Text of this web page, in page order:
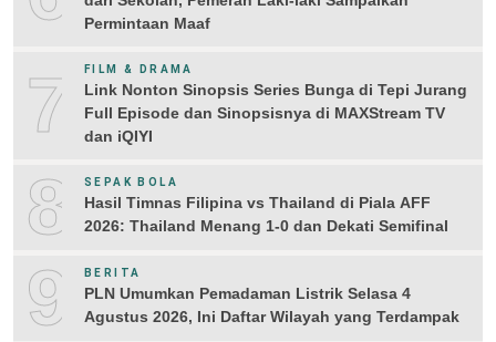
Permintaan Maaf
7 FILM & DRAMA
Link Nonton Sinopsis Series Bunga di Tepi Jurang
Full Episode dan Sinopsisnya di MAXStream TV
dan iQIYI
8 SEPAK BOLA
Hasil Timnas Filipina vs Thailand di Piala AFF
2026: Thailand Menang 1-0 dan Dekati Semifinal
9 BERITA
PLN Umumkan Pemadaman Listrik Selasa 4
Agustus 2026, Ini Daftar Wilayah yang Terdampak